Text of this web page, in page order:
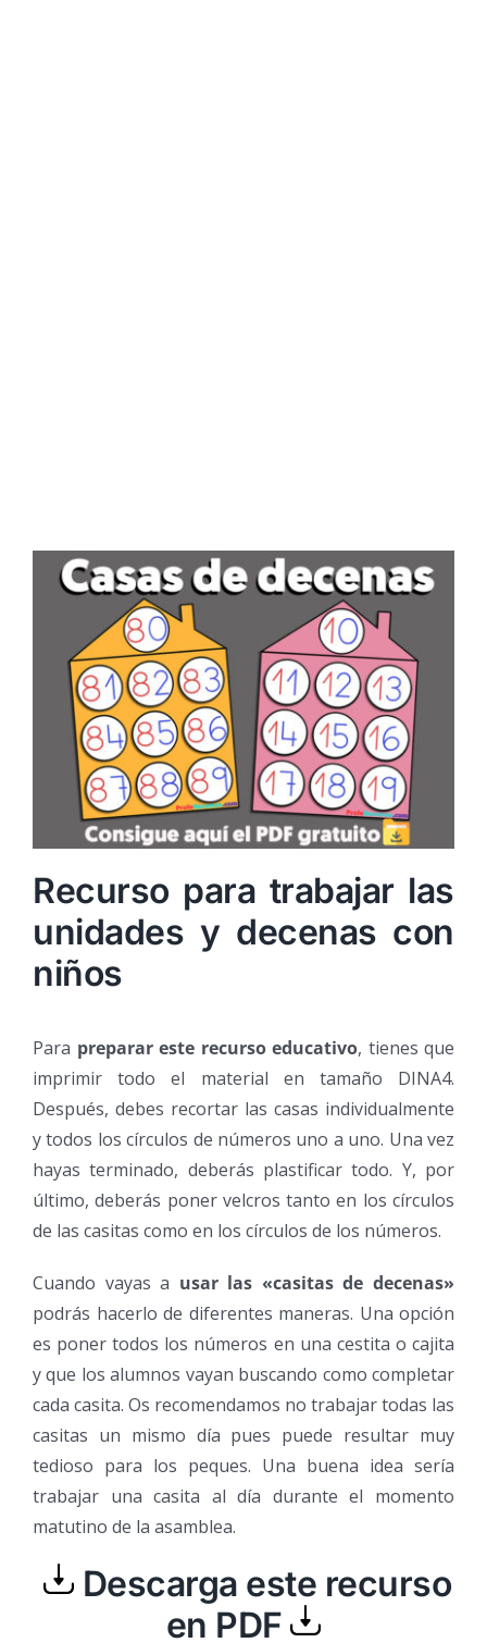
Recurso para trabajar las
unidades y decenas con
niños
Para preparar este recurso educativo, tienes que
imprimir todo el material en tamaño DINA4.
Después, debes recortar las casas individualmente
y todos los círculos de números uno a uno. Una vez
hayas terminado, deberás plastificar todo. Y, por
último, deberás poner velcros tanto en los círculos
de las casitas como en los círculos de los números.
Cuando vayas a usar las «casitas de decenas»
podrás hacerlo de diferentes maneras. Una opción
es poner todos los números en una cestita o cajita
y que los alumnos vayan buscando como completar
cada casita. Os recomendamos no trabajar todas las
casitas un mismo día pues puede resultar muy
tedioso para los peques. Una buena idea sería
trabajar una casita al día durante el momento
matutino de la asamblea.
Descarga este recurso
en PDF